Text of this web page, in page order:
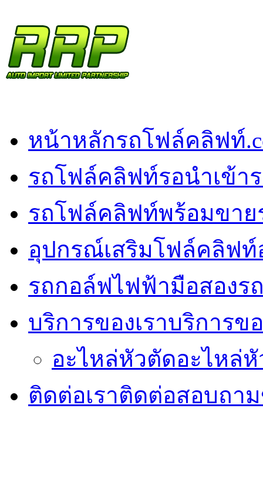
หน้าหลักรถโฟล์คลิฟท์
รถโฟล์คลิฟท์รอนำเข้า
รถโฟล์คลิฟท์พร้อมขาย
อุปกรณ์เสริมโฟล์คลิฟท์
รถกอล์ฟไฟฟ้ามือสองร
บริการของเราบริการข
อะไหล่หัวตัดอะไหล่
ติดต่อเราติดต่อสอบถา